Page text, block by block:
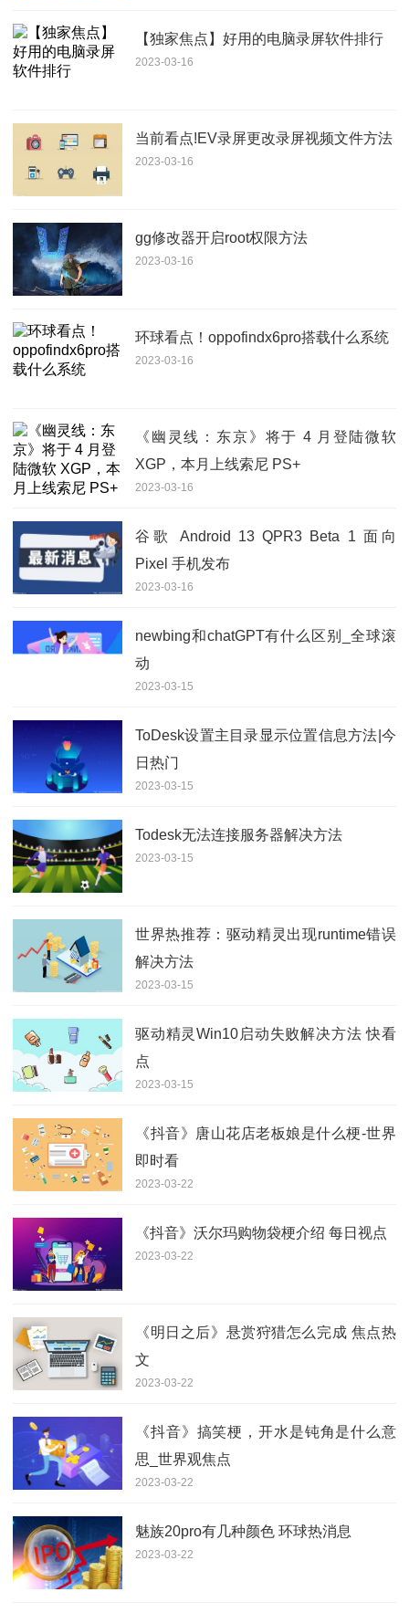
【独家焦点】好用的电脑录屏软件排行
2023-03-16
当前看点!EV录屏更改录屏视频文件方法
2023-03-16
gg修改器开启root权限方法
2023-03-16
环球看点！oppofindx6pro搭载什么系统
2023-03-16
《幽灵线：东京》将于 4 月登陆微软
XGP，本月上线索尼 PS+
2023-03-16
谷歌 Android 13 QPR3 Beta 1 面向
Pixel 手机发布
2023-03-16
newbing和chatGPT有什么区别_全球滚
动
2023-03-15
ToDesk设置主目录显示位置信息方法|今
日热门
2023-03-15
Todesk无法连接服务器解决方法
2023-03-15
世界热推荐：驱动精灵出现runtime错误
解决方法
2023-03-15
驱动精灵Win10启动失败解决方法 快看
点
2023-03-15
《抖音》唐山花店老板娘是什么梗-世界
即时看
2023-03-22
《抖音》沃尔玛购物袋梗介绍 每日视点
2023-03-22
《明日之后》悬赏狩猎怎么完成 焦点热
文
2023-03-22
《抖音》搞笑梗，开水是钝角是什么意
思_世界观焦点
2023-03-22
魅族20pro有几种颜色 环球热消息
2023-03-22